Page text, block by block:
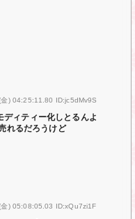
) 04:25:11.80 ID:jc5dMv9S
ディティー化しとるんよ
れるだろうけど
) 05:08:05.03 ID:xQu7zi1F